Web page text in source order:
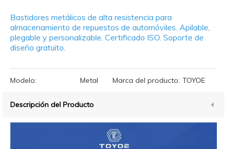
Bastidores metálicos de alta resistencia para
almacenamiento de repuestos de automóviles. Apilable,
plegable y personalizable. Certificado ISO. Soporte de
diseño gratuito.
Modelo: Metal Marca del producto: TOYOE
Descripción del Producto